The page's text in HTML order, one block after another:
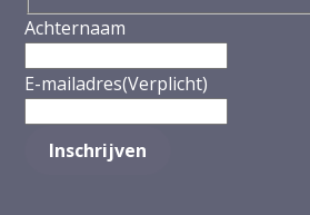
Achternaam
E-mailadres(Verplicht)